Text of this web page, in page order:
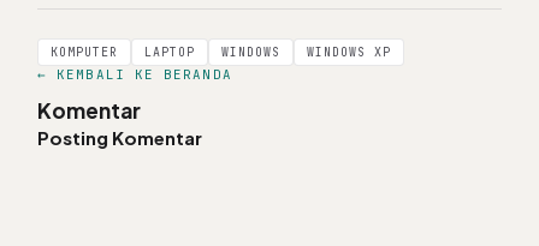
KOMPUTER LAPTOP WINDOWS WINDOWS XP
← KEMBALI KE BERANDA
Komentar
Posting Komentar